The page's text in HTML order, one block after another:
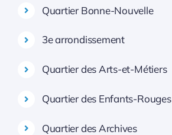
Quartier Bonne-Nouvelle
3e arrondissement
Quartier des Arts-et-Métiers
Quartier des Enfants-Rouges
Quartier des Archives